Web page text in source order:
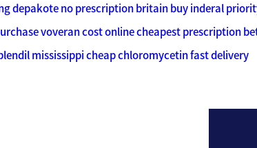
depakote no prescription britainbuy inderal
voveran costonline cheapest prescription
mississippicheap chloromycetin fast delivery